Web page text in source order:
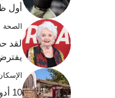
أول
الصحة
لقد